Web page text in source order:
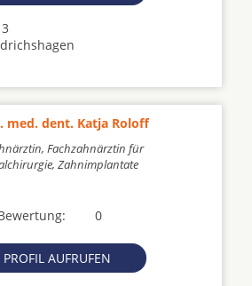
med. dent. Katja Roloff
Fachzahnärztin für
Zahnimplantate
0
PROFIL AUFRUFEN